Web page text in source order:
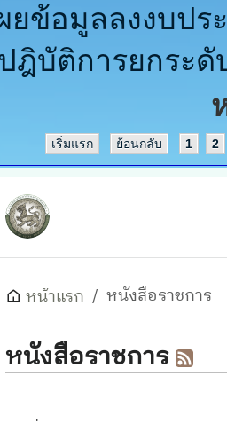
ผยข้อมูลลงงบป
ฎิบัติการยกระ
เริ่มแรก ย้อนกลับ 1 2